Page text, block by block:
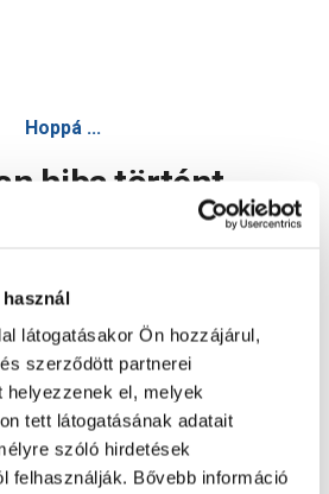
látogatásakor Ön hozzájárul,
szerződött partnerei
el, melyek
tett látogatásának adatait
szóló hirdetések
felhasználják. Bővebb információ
Hoppá ...
hiba történt
Oldal újratöltése